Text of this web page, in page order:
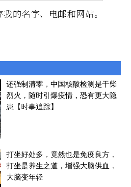
的名字、电邮和网站。
还强制清零，中国核酸检测是干柴
烈火，随时引爆疫情，恐有更大隐
患【时事追踪】
打坐好处多，竟然也是免疫良方，
打坐是养生之道，增强大脑供血，
大脑变年轻